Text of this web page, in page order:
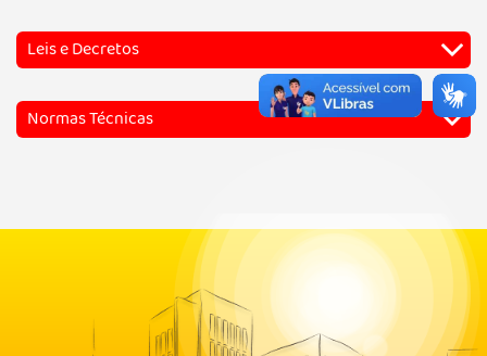
Leis e Decretos
Normas Técnicas